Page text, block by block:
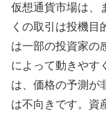
仮想通貨市場は、
くの取引は投機目
は一部の投資家の
によって動きやす
は、価格の予測が
は不向きです。資